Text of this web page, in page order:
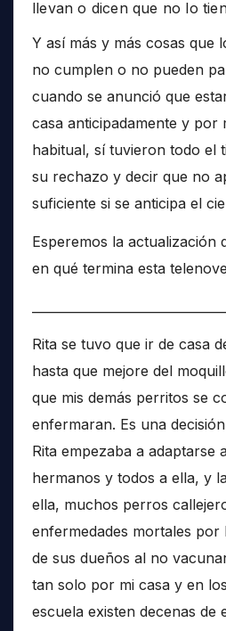
llevan o dicen que no lo
Y así más y más cosas que
no cumplen o no pueden
cuando se anunció que
casa anticipadamente y por
habitual, sí tuvieron todo el
su rechazo y decir que no
suficiente si se anticipa el
Esperemos la actualización
en qué termina esta
Rita se tuvo que ir de casa
hasta que mejore del
que mis demás perritos se
enfermaran. Es una
Rita empezaba a adaptarse
hermanos y todos a ella, y
ella, muchos perros
enfermedades mortales por
de sus dueños al no
tan solo por mi casa y en
escuela existen decenas de